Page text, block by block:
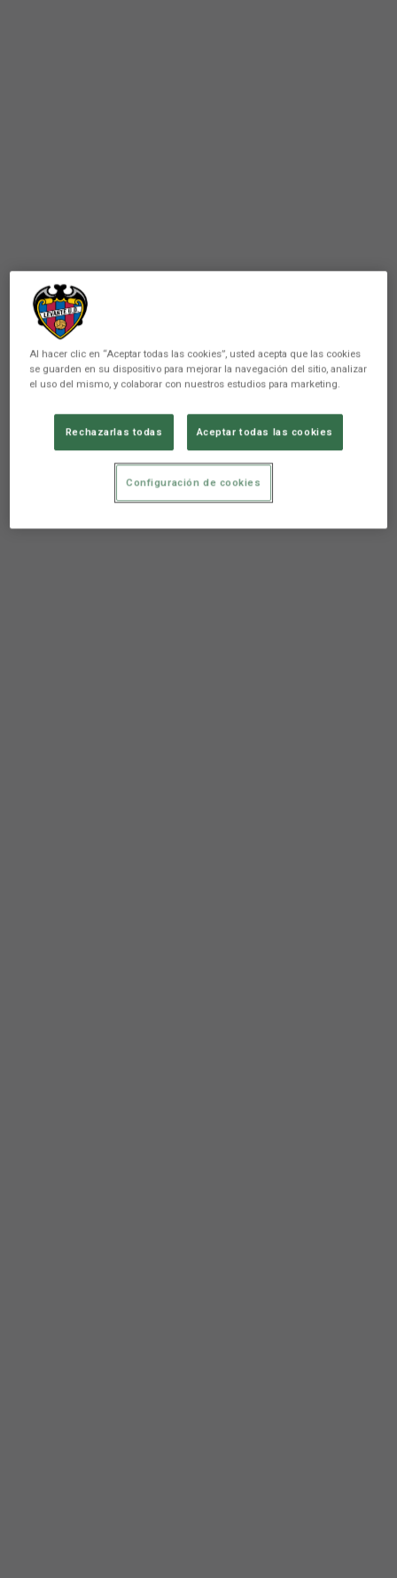
Al hacer clic en “Aceptar todas las cookies”, usted acepta que las cookies
se guarden en su dispositivo para mejorar la navegación del sitio, analizar
el uso del mismo, y colaborar con nuestros estudios para marketing.
Rechazarlas todas Aceptar todas las cookies
Configuración de cookies